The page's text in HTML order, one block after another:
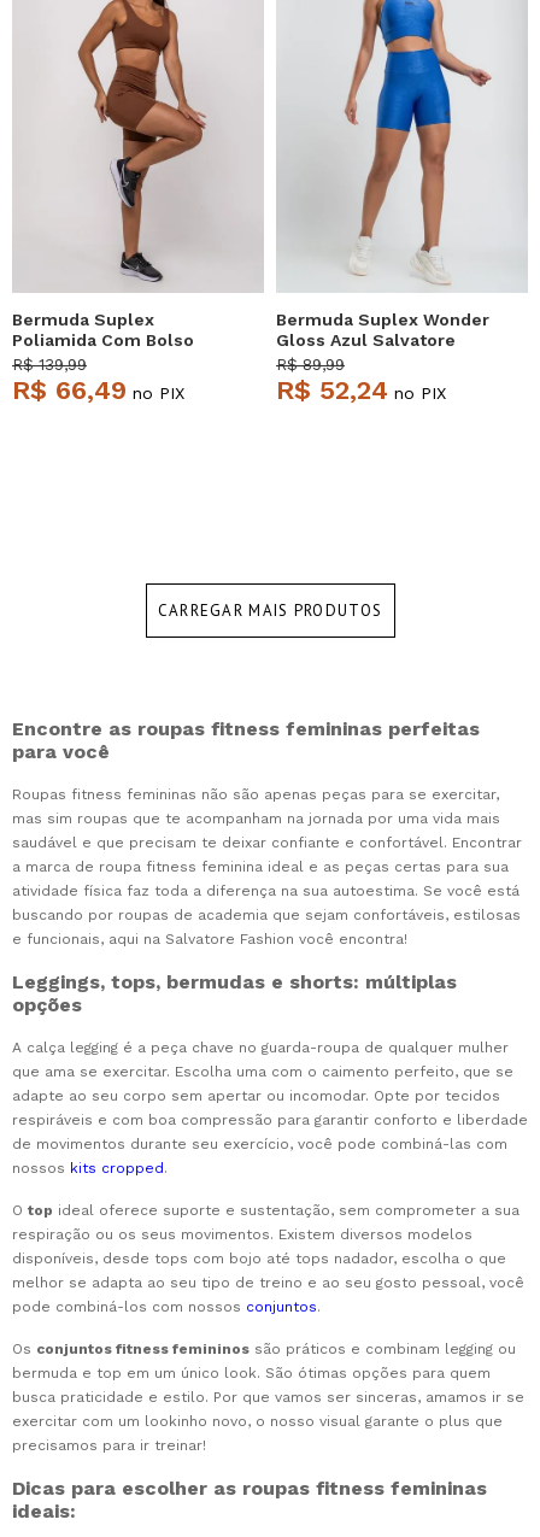
Bermuda Suplex
Poliamida Com Bolso
Quadrado Marrom
Salvatore
R$ 139,99
R$ 66,49 no PIX
Bermuda Suplex Wonder
Gloss Azul Salvatore
R$ 89,99
R$ 52,24 no PIX
CARREGAR MAIS PRODUTOS
Encontre as roupas fitness femininas perfeitas
para você
Roupas fitness femininas não são apenas peças para se exercitar,
mas sim roupas que te acompanham na jornada por uma vida mais
saudável e que precisam te deixar confiante e confortável. Encontrar
a marca de roupa fitness feminina ideal e as peças certas para sua
atividade física faz toda a diferença na sua autoestima. Se você está
buscando por roupas de academia que sejam confortáveis, estilosas
e funcionais, aqui na Salvatore Fashion você encontra!
Leggings, tops, bermudas e shorts: múltiplas
opções
A calça legging é a peça chave no guarda-roupa de qualquer mulher
que ama se exercitar. Escolha uma com o caimento perfeito, que se
adapte ao seu corpo sem apertar ou incomodar. Opte por tecidos
respiráveis e com boa compressão para garantir conforto e liberdade
de movimentos durante seu exercício, você pode combiná-las com
nossos kits cropped.
O top ideal oferece suporte e sustentação, sem comprometer a sua
respiração ou os seus movimentos. Existem diversos modelos
disponíveis, desde tops com bojo até tops nadador, escolha o que
melhor se adapta ao seu tipo de treino e ao seu gosto pessoal, você
pode combiná-los com nossos conjuntos.
Os conjuntos fitness femininos são práticos e combinam legging ou
bermuda e top em um único look. São ótimas opções para quem
busca praticidade e estilo. Por que vamos ser sinceras, amamos ir se
exercitar com um lookinho novo, o nosso visual garante o plus que
precisamos para ir treinar!
Dicas para escolher as roupas fitness femininas
ideais: